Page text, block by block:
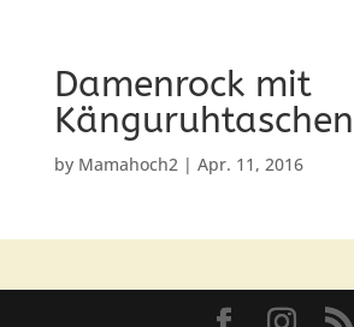
Damenrock mit
Känguruhtaschen
by Mamahoch2| Apr. 11, 2016